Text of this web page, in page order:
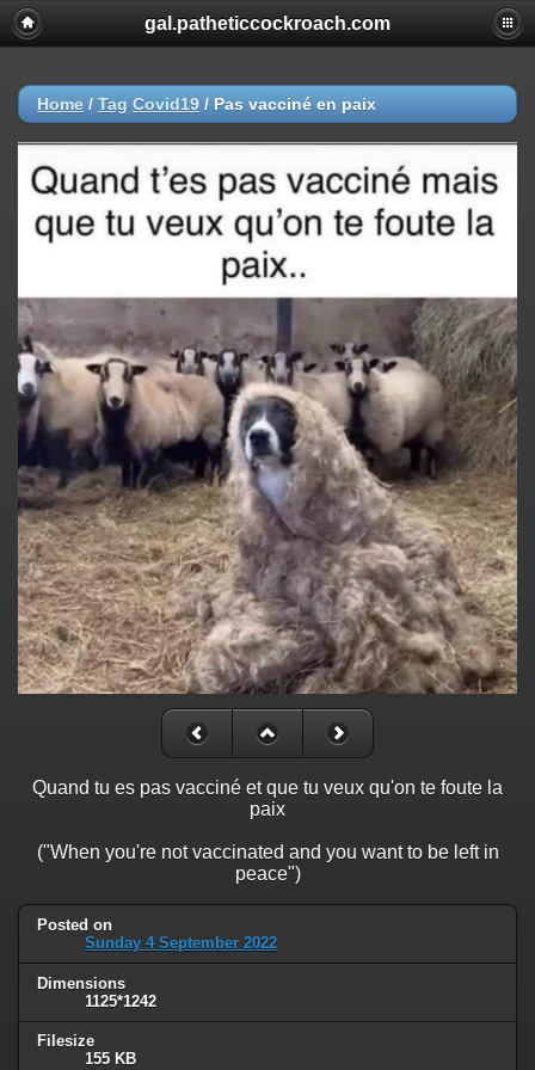
gal.patheticcockroach.com
Home / Tag Covid19 / Pas vacciné en paix
Quand tu es pas vacciné et que tu veux qu'on te foute la
paix
("When you're not vaccinated and you want to be left in
peace")
Posted on
Sunday 4 September 2022
Dimensions
1125*1242
Filesize
155 KB